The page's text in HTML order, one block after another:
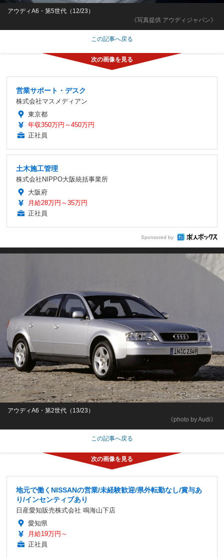
《写真提供 アウディジャパン》
アウディA6・第5世代（12/23）
この記事へ戻る
営業サポート・デスク
株式会社マスメディアン
東京都
年収350万円～450万円
正社員
土木施工管理
株式会社NIPPO大阪統括事業所
大阪府
月給28万円～35万円
正社員
Sponsored by
《photo by Audi》
アウディA6・第2世代（13/23）
この記事へ戻る
地元で働くNISSANの営業/未経験歓迎/県外転勤なし/賞与あ
り/インセンティブあり
日産愛知販売株式会社 鳴海山下店
愛知県
月給19万円～
正社員